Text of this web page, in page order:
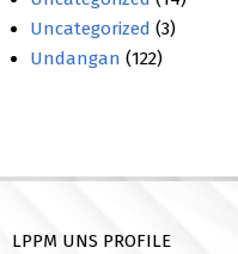
Uncategorized (3)
Undangan (122)
LPPM UNS PROFILE